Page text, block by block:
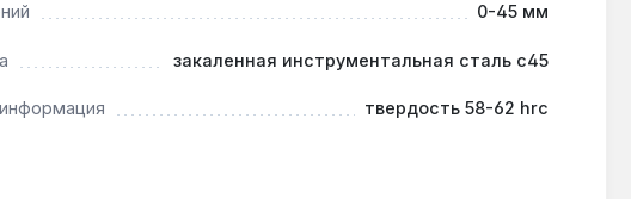
0-45 мм
закаленная инструментальная сталь с45
твердость 58-62 hrc